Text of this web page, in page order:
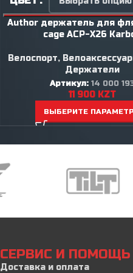
Author держатель для
cage ACP-X26
Велоспорт,
Держатели
Артикул: 14 000
11 900 KZT
ВЫБЕРИТЕ
СЕРВИС И ПОМОЩЬ
Доставка и оплата